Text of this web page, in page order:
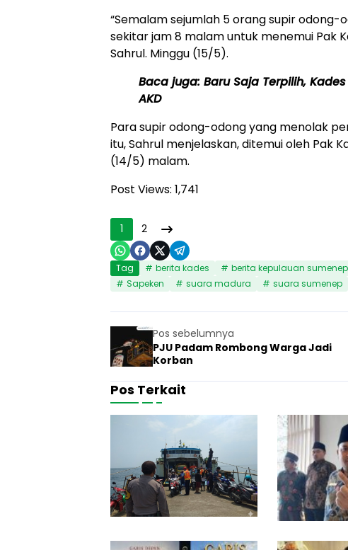
“Semalam sejumlah 5 orang supir
sekitar jam 8 malam untuk menemui Pak
Sahrul. Minggu (15/5).
Baca juga: Baru Saja Terpilih,
AKD
Para supir odong-odong yang menolak
itu, Sahrul menjelaskan, ditemui oleh Pak
(14/5) malam.
Post Views: 1,741
1 2
Tag berita kades berita kepulauan sumenep
Sapeken
suara madura suara sumenep
Pos sebelumnya
PJU Padam Rombong Warga Jadi
Korban
Pos Terkait
Berita
t
o
r
S
N
5 Agustus 2026